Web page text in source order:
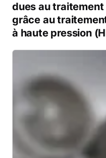
dues au
grâce au
à haute pression